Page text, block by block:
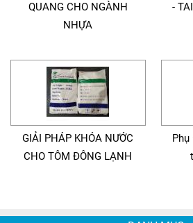
QUANG CHO NGÀNH
NHỰA
-
GIẢI PHÁP KHÓA NƯỚC
CHO TÔM ĐÔNG LẠNH
Phụ